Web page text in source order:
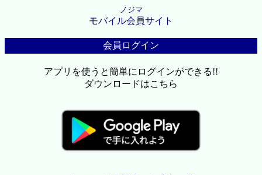
ノジマ
モバイル会員サイト
会員ログイン
アプリを使うと簡単にログインができる!!
ダウンロードはこちら